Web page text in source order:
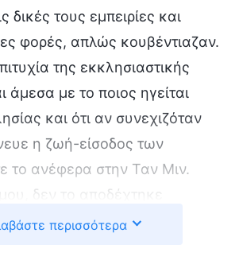
δικές τους εμπειρίες και
φορές, απλώς κουβέντιαζαν.
της εκκλησιαστικής
άμεσα με το ποιος ηγείται
και ότι αν συνεχιζόταν
η ζωή-είσοδος των
το ανέφερα στην Ταν Μιν.
δεν το αποδέχτηκε
μάλιστα, ότι η αποτυχία
περισσότερα